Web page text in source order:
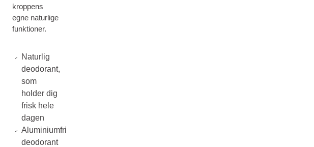
kroppens
egne naturlige
funktioner.
Naturlig
deodorant,
som
holder dig
frisk hele
dagen
Aluminiumfri
deodorant